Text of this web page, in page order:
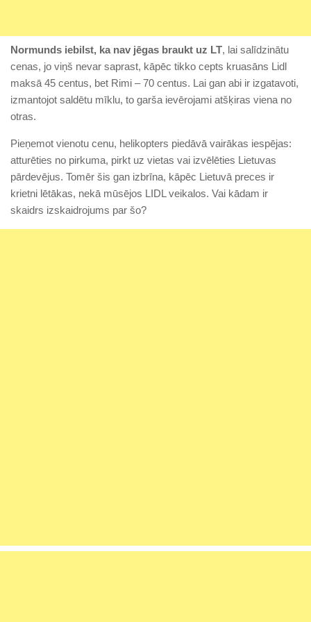
Normunds iebilst, ka nav jēgas braukt uz LT, lai salīdzinātu
cenas, jo viņš nevar saprast, kāpēc tikko cepts kruasāns Lidl
maksā 45 centus, bet Rimi – 70 centus. Lai gan abi ir izgatavoti,
izmantojot saldētu mīklu, to garša ievērojami atšķiras viena no
otras.
Pieņemot vienotu cenu, helikopters piedāvā vairākas iespējas:
atturēties no pirkuma, pirkt uz vietas vai izvēlēties Lietuvas
pārdevējus. Tomēr šis gan izbrīna, kāpēc Lietuvā preces ir
krietni lētākas, nekā mūsējos LIDL veikalos. Vai kādam ir
skaidrs izskaidrojums par šo?